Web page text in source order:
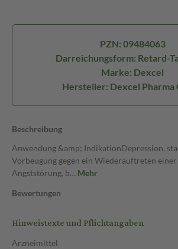
PZN: 09484063
Darreichungsform: Retard-
Marke: Dexcel
Hersteller: Dexcel Pharma
Beschreibung
Anwendung &amp; IndikationDepression,
Vorbeugung gegen ein Wiederauftreten
Angststörung, b… Mehr
Bewertungen
Hinweistexte und Pflichtangaben
Arzneimittel